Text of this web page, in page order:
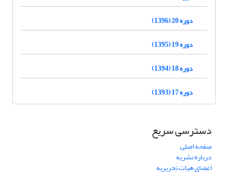
دوره 20 (1396)
دوره 19 (1395)
دوره 18 (1394)
دوره 17 (1393)
دسترسی سریع
صفحه اصلی
درباره نشریه
اعضای هیات تحریریه